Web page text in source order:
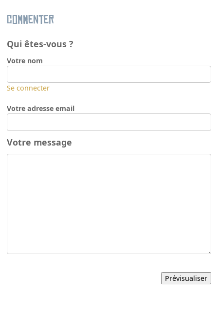
Commenter
Qui êtes-vous ?
Votre nom
Se connecter
Votre adresse email
Votre message